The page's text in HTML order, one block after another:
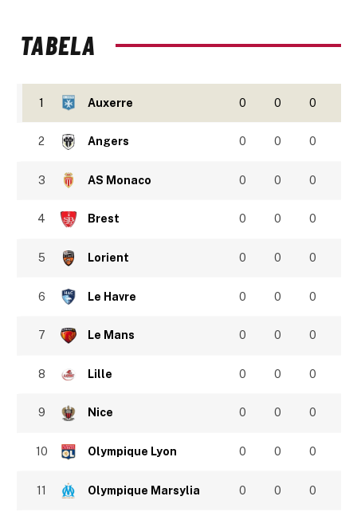
TABELA
1 Auxerre 0 0 0
2 Angers 0 0 0
3 AS Monaco 0 0 0
4 Brest 0 0 0
5 Lorient 0 0 0
6 Le Havre 0 0 0
7 Le Mans 0 0 0
8 Lille 0 0 0
9 Nice 0 0 0
10 Olympique Lyon 0 0 0
11 Olympique Marsylia 0 0 0